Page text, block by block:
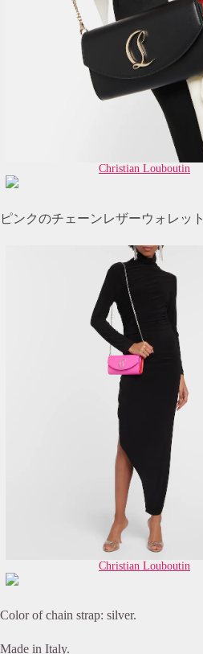
Christian Louboutin
ピンクのチェーンレザーウォレット
Christian Louboutin
Color of chain strap: silver.
Made in Italy.